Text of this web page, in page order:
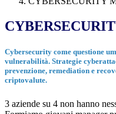
Cybersecurity come questione
vulnerabilità. Strategie
prevenzione, remediation e
criptovalute.
3 aziende su 4 non hanno